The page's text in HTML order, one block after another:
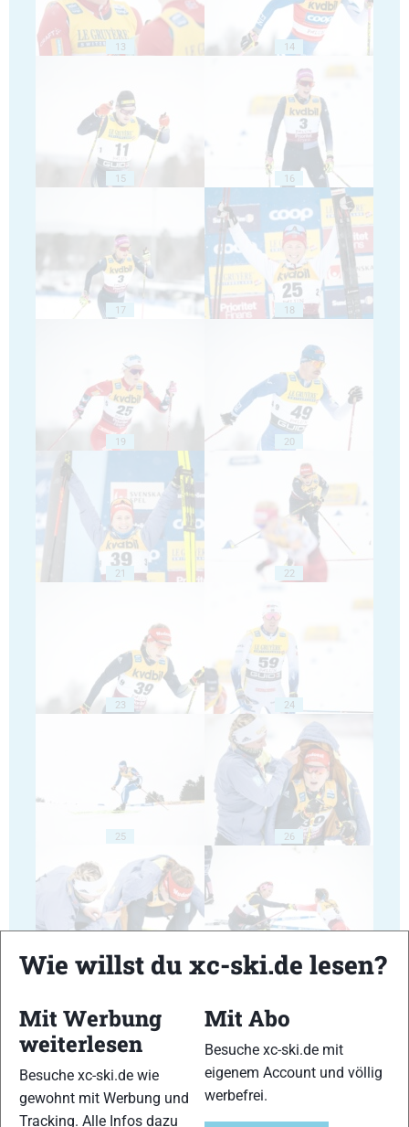
13 14
15 16
17 18
19 20
21 22
23 24
25 26
27 28
29
Wie willst du xc-ski.de lesen?
Mit Werbung
weiterlesen
Besuche xc-ski.de wie
gewohnt mit Werbung und
Tracking. Alle Infos dazu
Mit Abo
Besuche xc-ski.de mit
eigenem Account und völlig
werbefrei.